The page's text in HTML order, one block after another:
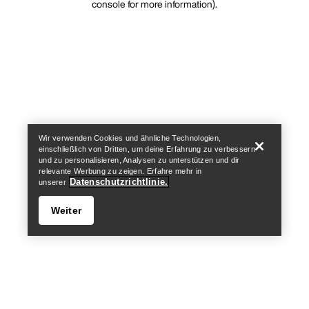
console for more information).
Wir verwenden Cookies und ähnliche Technologien,
einschließlich von Dritten, um deine Erfahrung zu verbessern
und zu personalisieren, Analysen zu unterstützen und dir
relevante Werbung zu zeigen. Erfahre mehr in
unserer Datenschutzrichtlinie.
Weiter